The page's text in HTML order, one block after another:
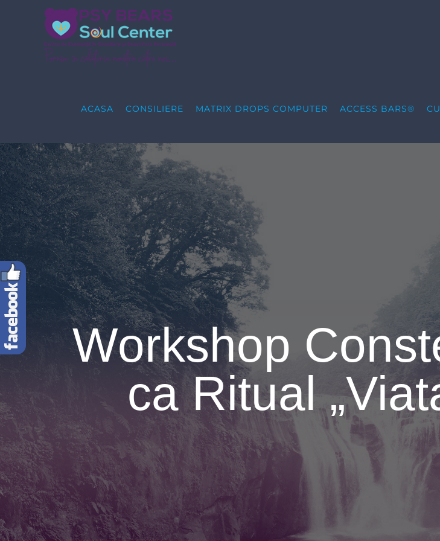
ACASA CONSILIERE MATRIX DROPS COMPUTER ACCESS BARS®
Workshop
ca Ritual